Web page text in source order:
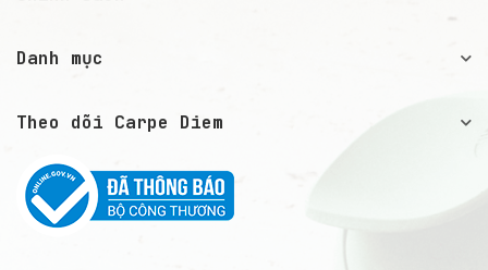
Danh mục
Theo dõi Carpe Diem